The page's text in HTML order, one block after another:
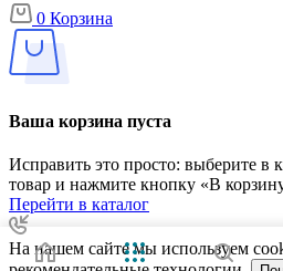
0 Корзина
Ваша корзина пуста
Исправить это просто: выберите в
товар и нажмите кнопку «В
Перейти в каталог
На нашем сайте мы используем